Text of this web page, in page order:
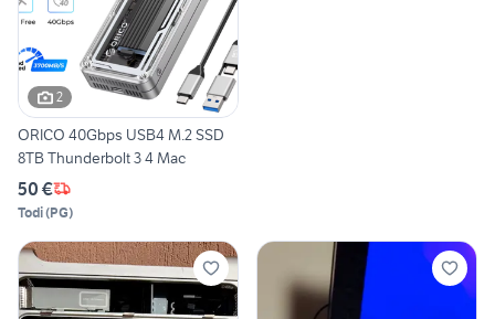
2
ORICO 40Gbps USB4 M.2 SSD
8TB Thunderbolt 3 4 Mac
50 €
Todi(PG)